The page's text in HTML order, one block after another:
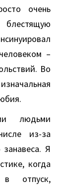
очень
–
Во
людьми
из-за
Я
когда
отпуск,